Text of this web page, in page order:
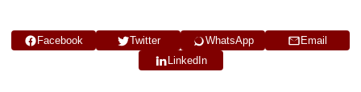
Facebook Twitter WhatsApp
Email
LinkedIn